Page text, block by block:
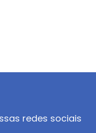
redes sociais